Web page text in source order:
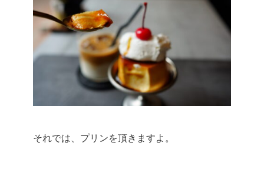
それでは、プリンを頂きますよ。